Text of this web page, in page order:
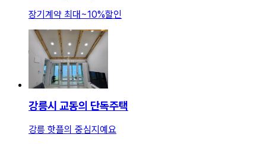
장기계약 최대~10%할인
강릉시 교동의 단독주택
강릉 핫플의 중심지예요